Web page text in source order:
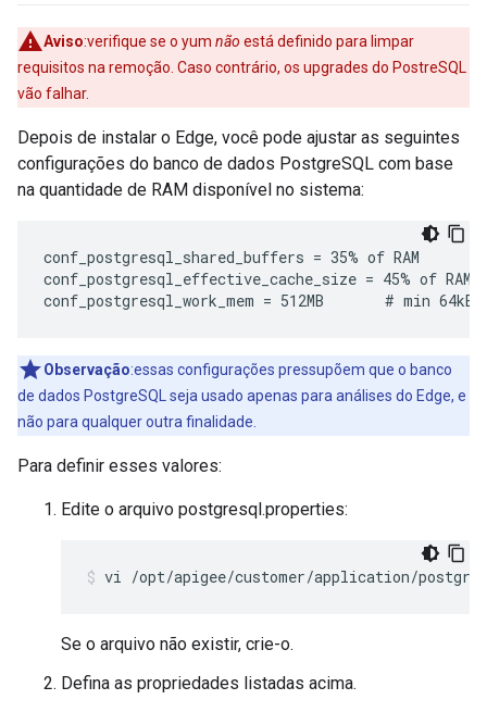
Aviso:verifique se o yum não está definido para limpar
requisitos na remoção. Caso contrário, os upgrades do PostreSQL
vão falhar.
Depois de instalar o Edge, você pode ajustar as seguintes
configurações do banco de dados PostgreSQL com base
na quantidade de RAM disponível no sistema:
conf_postgresql_shared_buffers = 35% of RAM      #
conf_postgresql_effective_cache_size = 45% of RAM
conf_postgresql_work_mem = 512MB       # min 64kB
Observação:essas configurações pressupõem que o banco
de dados PostgreSQL seja usado apenas para análises do Edge, e
não para qualquer outra finalidade.
Para definir esses valores:
Edite o arquivo postgresql.properties:
vi /opt/apigee/customer/application/
Se o arquivo não existir, crie-o.
Defina as propriedades listadas acima.